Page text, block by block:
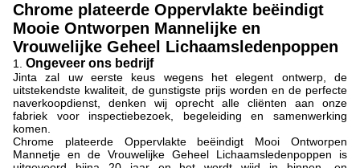
Chrome plateerde Oppervlakte beëindigt
Mooie Ontworpen Mannelijke en
Vrouwelijke Geheel Lichaamsledenpoppen
1. Ongeveer ons bedrijf
Jinta zal uw eerste keus wegens het elegent ontwerp, de
uitstekendste kwaliteit, de gunstigste prijs worden en de perfecte
naverkoopdienst, denken wij oprecht alle cliënten aan onze
fabriek voor inspectiebezoek, begeleiding en samenwerking
komen.
Chrome plateerde Oppervlakte beëindigt Mooi Ontworpen
Mannetje en de Vrouwelijke Geheel Lichaamsledenpoppen is